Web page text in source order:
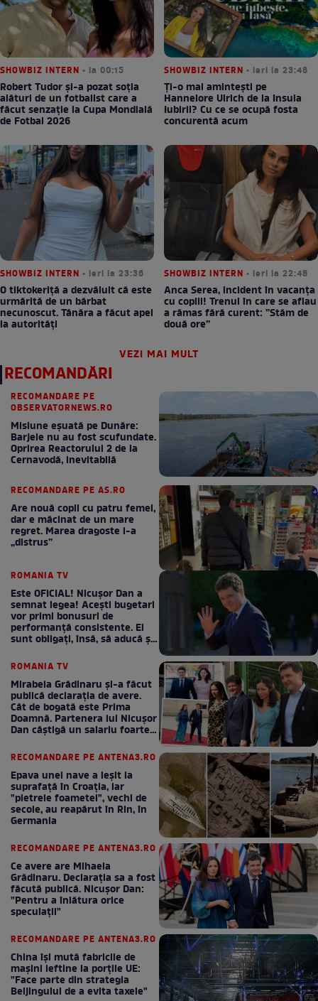
SHOWBIZ INTERN • la 00:15
Robert Tudor și-a pozat soția
alături de un fotbalist care a
făcut senzație la Cupa Mondială
de Fotbal 2026
SHOWBIZ INTERN • ieri la 23:48
Ți-o mai amintești pe
Hannelore Ulrich de la Insula
Iubirii? Cu ce se ocupă fosta
concurentă acum
SHOWBIZ INTERN • ieri la 23:36
O tiktokeriță a dezvăluit că este
urmărită de un bărbat
necunoscut. Tânăra a făcut apel
la autorități
SHOWBIZ INTERN • ieri la 22:48
Anca Serea, incident în vacanța
cu copiii! Trenul în care se aflau
a rămas fără curent: ”Stăm de
două ore”
VEZI MAI MULT
RECOMANDĂRI
RECOMANDARE PE
OBSERVATORNEWS.RO
Misiune eșuată pe Dunăre:
Barjele nu au fost scufundate.
Oprirea Reactorului 2 de la
Cernavodă, inevitabilă
RECOMANDARE PE AS.RO
Are nouă copii cu patru femei,
dar e măcinat de un mare
regret. Marea dragoste l-a
„distrus”
ROMANIA TV
Este OFICIAL! Nicușor Dan a
semnat legea! Acești bugetari
vor primi bonusuri de
performanță consistente. Ei
sunt obligați, însă, să aducă și
ROMANIA TV
Mirabela Grădinaru și-a făcut
publică declarația de avere.
Cât de bogată este Prima
Doamnă. Partenera lui Nicușor
Dan câștigă un salariu foarte
RECOMANDARE PE ANTENA3.RO
Epava unei nave a ieșit la
suprafață în Croația, iar
"pietrele foametei", vechi de
secole, au reapărut în Rin, în
Germania
RECOMANDARE PE ANTENA3.RO
Ce avere are Mihaela
Grădinaru. Declarația sa a fost
făcută publică. Nicușor Dan:
"Pentru a înlătura orice
speculații"
RECOMANDARE PE ANTENA3.RO
China își mută fabricile de
mașini ieftine la porțile UE:
"Face parte din strategia
Beijingului de a evita taxele"